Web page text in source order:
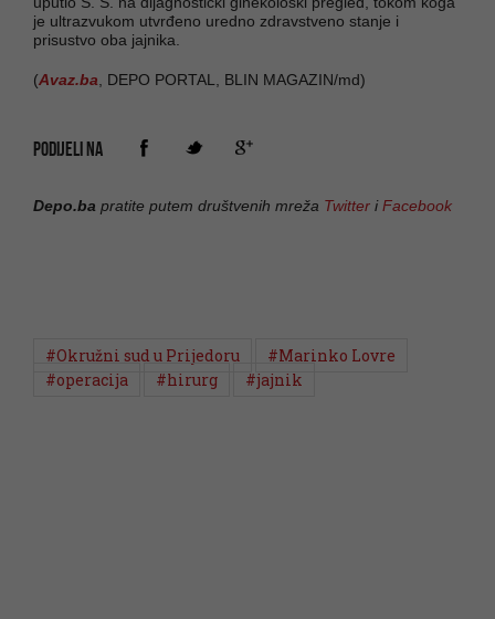
je ultrazvukom utvrđeno uredno zdravstveno stanje i
prisustvo oba jajnika.
(Avaz.ba , DEPO PORTAL, BLIN MAGAZIN/md)
PODIJELI NA
Depo.ba pratite putem društvenih mreža Twitter iFacebook
#Okružni sud u Prijedoru
#Marinko Lovre
#operacija
#hirurg #jajnik